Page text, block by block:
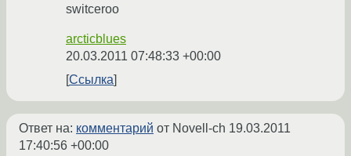
switceroo
arcticblues
20.03.2011 07:48:33 +00:00
Ссылка
Ответ на: комментарий от Novell-ch 19.03.2011
17:40:56 +00:00